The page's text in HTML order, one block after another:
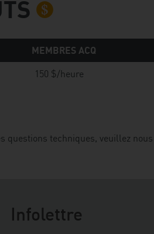
MEMBRES ACQ
150 $/heure
questions techniques, veuillez
Infolettre